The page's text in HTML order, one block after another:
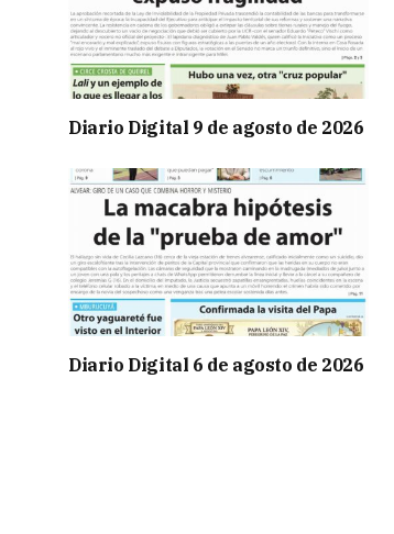
Diario Digital 9 de agosto de 2026
Diario Digital 6 de agosto de 2026